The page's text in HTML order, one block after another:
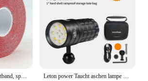
5-Roll-Kinesiologie-Sportband, sportliche Umreifung, Fitnessstudio, Tennis, Fitness, Laufbandage, Knie, Muskel, Schmerzlinderung, Knieschützer, Pflege Leton power Taucht aschen lampe 25000Lumen Unterwasser taschenlampe m Tauch licht Typ C Aufladen Unterwasser video licht